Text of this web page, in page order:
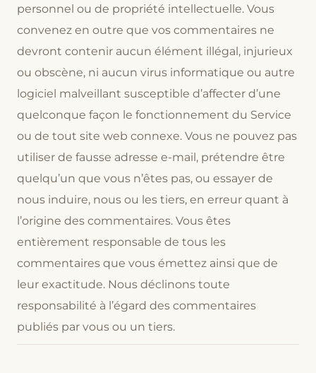
personnel ou de propriété intellectuelle. Vous
convenez en outre que vos commentaires ne
devront contenir aucun élément illégal, injurieux
ou obscène, ni aucun virus informatique ou autre
logiciel malveillant susceptible d’affecter d’une
quelconque façon le fonctionnement du Service
ou de tout site web connexe. Vous ne pouvez pas
utiliser de fausse adresse e-mail, prétendre être
quelqu’un que vous n’êtes pas, ou essayer de
nous induire, nous ou les tiers, en erreur quant à
l’origine des commentaires. Vous êtes
entièrement responsable de tous les
commentaires que vous émettez ainsi que de
leur exactitude. Nous déclinons toute
responsabilité à l’égard des commentaires
publiés par vous ou un tiers.